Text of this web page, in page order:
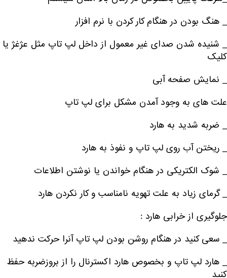
_ هنگ بودن در هنگام کار کردن با نرم افزار
_ شنیده شدن صدای غیر معمول از داخل لپ تاپ مثل عژغژ یا
کلیک
_ نمایش صفحه آبی
علت های به وجود آمدن مشکل برای لپ تاپ
_ ضربه شدید به هارد
_ ریختن آب روی لپ تاپ و نفوذ به هارد
_ شوک الکتریکی در هنگام خواندن یا نوشتن اطلاعات
_ گرمای زیاد به علت تهویه نامناسب و کار نکردن هارد
جلوگیری از خرابی هارد :
_ سعی کنید در هنگام روشن بودن لپ تاپ آنرا حرکت ندهید
_ هارد لپ تاپ و بخصوص هارد اکسترنال را از بروزضربه حفظ
کنید